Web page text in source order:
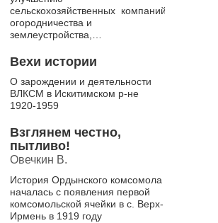
сельскохозяйственных компаний, ведению
огородничества и
землеустройства,
Рассматриваются вопросы
пропаганды массово...
Вехи истории
О зарождении и деятельности
ВЛКСМ в Искитимском р-не
1920-1959
Взглянем честно,
пытливо!
Овечкин В.
История Ордынского комсомола
началась с появления первой
комсомольской ячейки в с. Верх-
Ирмень в 1919 году